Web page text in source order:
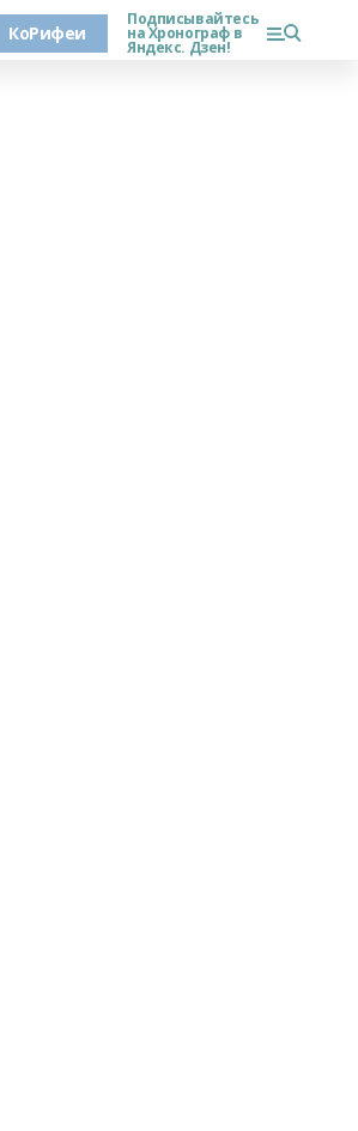
КоРифеи
Подписывайтесь
на Хронограф в
Яндекс. Дзен!